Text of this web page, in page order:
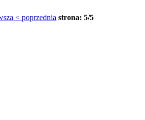
< poprzednia strona: 5/5